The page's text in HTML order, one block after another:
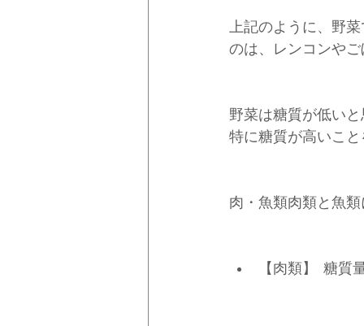
上記のように、野
のは、レンコンや
野菜は糖質が低い
特に糖質が高いこ
肉・魚類肉類と魚
【肉類】	糖